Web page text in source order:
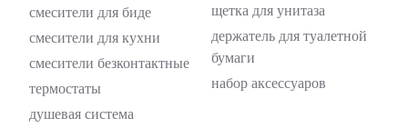
смесители для биде
смесители для кухни
смесители безконтактные
термостаты
душевая система
щетка для унитаза
держатель для туалетной
бумаги
набор аксессуаров